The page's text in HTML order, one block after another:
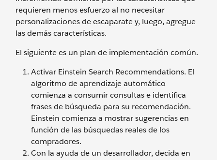
requieren menos esfuerzo al no necesitar
personalizaciones de escaparate y, luego, agregue
las demás características.
El siguiente es un plan de implementación común.
Activar Einstein Search Recommendations. El
algoritmo de aprendizaje automático
comienza a consumir consultas e identifica
frases de búsqueda para su recomendación.
Einstein comienza a mostrar sugerencias en
función de las búsquedas reales de los
compradores.
Con la ayuda de un desarrollador, decida en